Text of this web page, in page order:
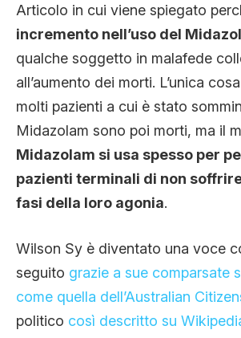
Articolo in cui viene spiegato
incremento nell’uso del
qualche soggetto in malafede
all’aumento dei morti. L’unica
molti pazienti a cui è stato
Midazolam sono poi morti, ma il
Midazolam si usa spesso per
pazienti terminali di non
fasi della loro agonia.
Wilson Sy è diventato una voce
seguito grazie a sue comparsate
come quella dell’Australian
politico così descritto su